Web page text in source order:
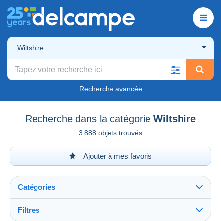
Wiltshire
Recherche avancée
Recherche dans la catégorie Wiltshire
3 888 objets trouvés
Ajouter à mes favoris
Catégories
Filtres